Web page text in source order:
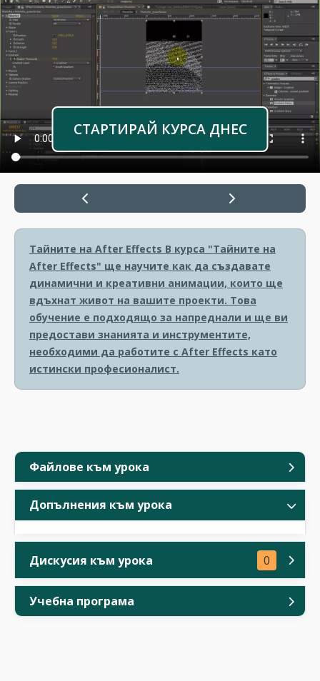
Файлове към урока
Допълнения към урока
Дискусия към урока 0
Учебна програма
СТАРТИРАЙ КУРСА ДНЕС
Тайните на After Effects В курса "Тайните на
After Effects" ще научите как да създавате
динамични и креативни анимации, които ще
вдъхнат живот на вашите проекти. Това
обучение е подходящо за напреднали и ще ви
предостави знанията и инструментите,
необходими да работите с After Effects като
истински професионалист.